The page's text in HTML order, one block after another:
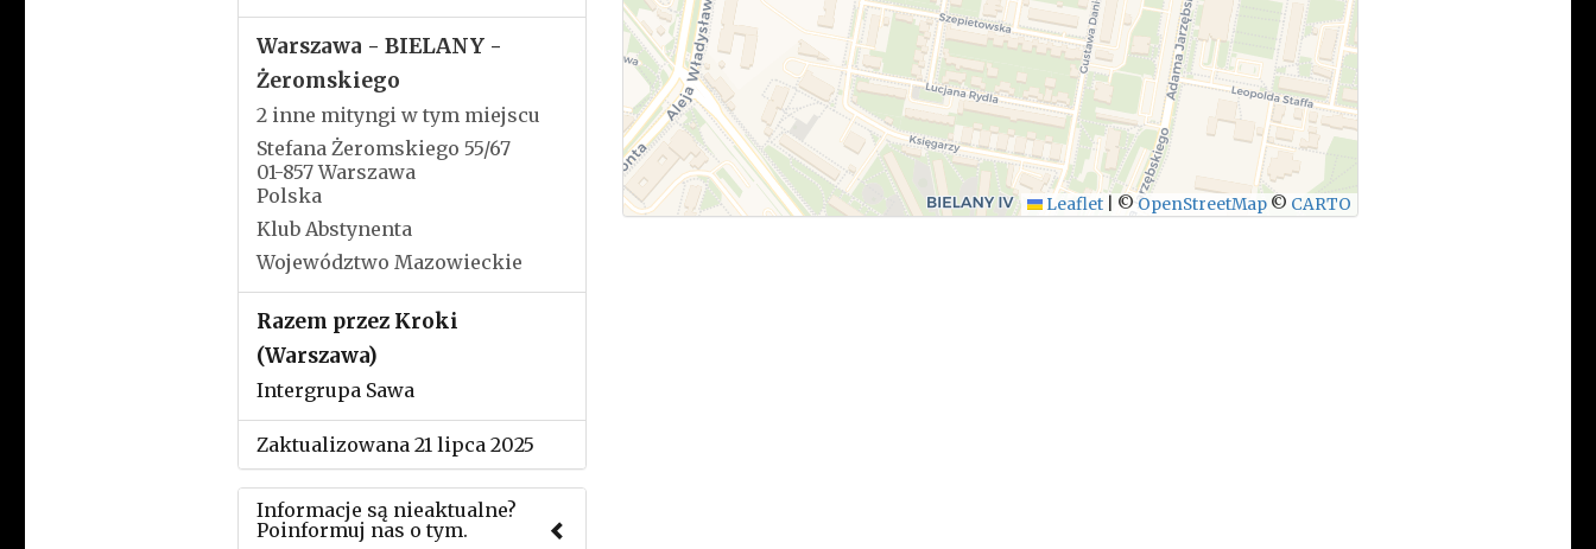
Warszawa - BIELANY -
Żeromskiego
2 inne mityngi w tym miejscu
Stefana Żeromskiego 55/67
01-857 Warszawa
Polska
Klub Abstynenta
Województwo Mazowieckie
Razem przez Kroki
(Warszawa)
Intergrupa Sawa
Zaktualizowana 21 lipca 2025
Informacje są nieaktualne?
Poinformuj nas o tym.
Leaflet ©OpenStreetMap © CARTO